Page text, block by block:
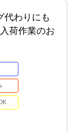
代わりにも
荷作業のお